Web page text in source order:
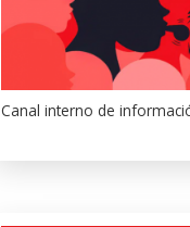
Canal interno de